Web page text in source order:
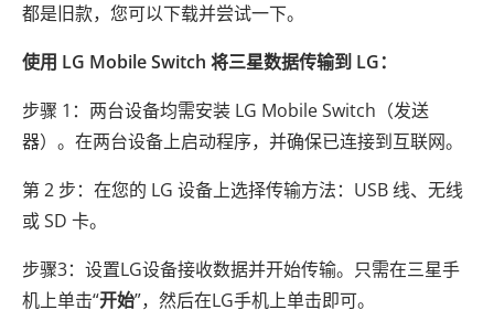
都是旧款，您可以下载并尝试一下。
使用 LG Mobile Switch 将三星数据传输到 LG：
步骤 1：两台设备均需安装 LG Mobile Switch（发送
器）。在两台设备上启动程序，并确保已连接到互联网。
第 2 步：在您的 LG 设备上选择传输方法：USB 线、无线
或 SD 卡。
步骤3：设置LG设备接收数据并开始传输。只需在三星手
机上单击“开始”，然后在LG手机上单击即可。